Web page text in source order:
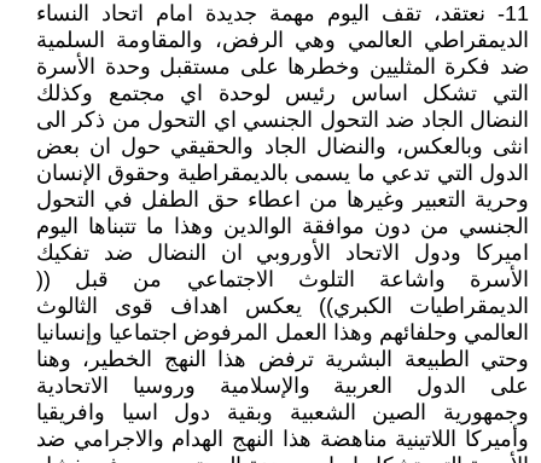
11- نعتقد، تقف اليوم مهمة جديدة امام اتحاد النساء
الديمقراطي العالمي وهي الرفض، والمقاومة السلمية
ضد فكرة المثليين وخطرها على مستقبل وحدة الأسرة
التي تشكل اساس رئيس لوحدة اي مجتمع وكذلك
النضال الجاد ضد التحول الجنسي اي التحول من ذكر الى
انثى وبالعكس، والنضال الجاد والحقيقي حول ان بعض
الدول التي تدعي ما يسمى بالديمقراطية وحقوق الإنسان
وحرية التعبير وغيرها من اعطاء حق الطفل في التحول
الجنسي من دون موافقة الوالدين وهذا ما تتبناها اليوم
اميركا ودول الاتحاد الأوروبي ان النضال ضد تفكيك
الأسرة واشاعة التلوث الاجتماعي من قبل ((
الديمقراطيات الكبري)) يعكس اهداف قوى الثالوث
العالمي وحلفائهم وهذا العمل المرفوض اجتماعيا وإنسانيا
وحتي الطبيعة البشرية ترفض هذا النهج الخطير، وهنا
على الدول العربية والإسلامية وروسيا الاتحادية
وجمهورية الصين الشعبية وبقية دول اسيا وافريقيا
وأميركا اللاتينية مناهضة هذا النهج الهدام والاجرامي ضد